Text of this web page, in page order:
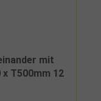
mit
x T500mm 12